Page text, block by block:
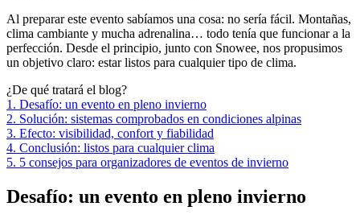
Al preparar este evento sabíamos una cosa: no sería fácil. Montañas,
clima cambiante y mucha adrenalina… todo tenía que funcionar a la
perfección. Desde el principio, junto con Snowee, nos propusimos
un objetivo claro: estar listos para cualquier tipo de clima.
¿De qué tratará el blog?
1. Desafío: un evento en pleno invierno
2. Solución: sistemas comprobados en condiciones alpinas
3. Efecto: visibilidad, confort y fiabilidad
4. Conclusión: listos para cualquier clima
5. 5 consejos para organizadores de eventos de invierno
Desafío: un evento en pleno invierno